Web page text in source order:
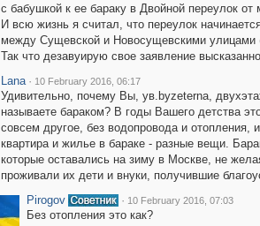
с бабушкой к ее бараку в Двойной переулок
И всю жизнь я считал, что переулок
между Сущевской и Новосущевскими улицами
Так что дезавуирую свое заявление
Lana · 10 February 2016, 06:17
Удивительно, почему Вы, ув.byzeterna,
называете бараком? В годы Вашего детства
совсем другое, без водопровода и
квартира и жилье в бараке - разные вещи.
которые оставались на зиму в Москве, не
проживали их дети и внуки, получившие
Pirogov
· 10 February 2016, 07:03
Без отопления это как?